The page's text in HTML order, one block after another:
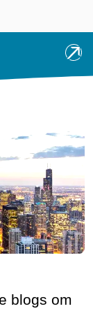
de inhoud
blogs om